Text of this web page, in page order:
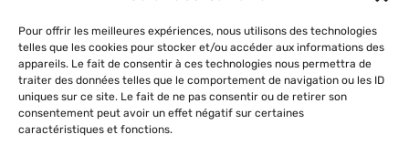
Pour offrir les meilleures expériences, nous utilisons des technologies
telles que les cookies pour stocker et/ou accéder aux informations des
appareils. Le fait de consentir à ces technologies nous permettra de
traiter des données telles que le comportement de navigation ou les ID
uniques sur ce site. Le fait de ne pas consentir ou de retirer son
consentement peut avoir un effet négatif sur certaines
caractéristiques et fonctions.
Nous contacter
Qui sommes-
nous ?
Nos valeurs
La charte AVF
Nos actions
Accueil des
nouveaux
arrivants
Le réseau
AVF
Répertoire
des AVF
Suivez-nous